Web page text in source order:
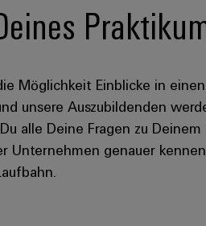
Möglichkeit Einblicke in
unsere Auszubildenden
alle Deine Fragen zu
Unternehmen genauer